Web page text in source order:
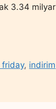
3.34
friday, indirim